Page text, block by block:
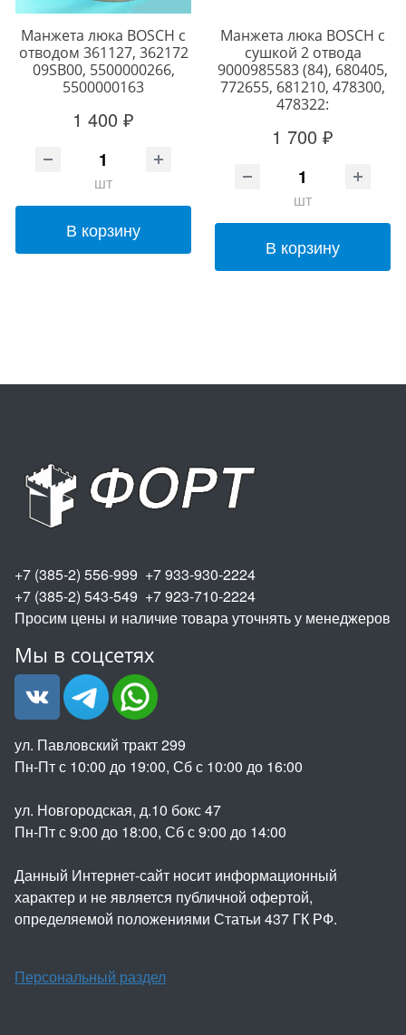
Манжета люка BOSCH с
отводом 361127, 362172
09SB00, 5500000266,
5500000163
1 400 ₽
шт
В корзину
Манжета люка BOSCH с
сушкой 2 отвода
9000985583 (84), 680405,
772655, 681210, 478300,
478322:
1 700 ₽
шт
В корзину
+7 (385-2) 556-999 +7 933-930-2224
+7 (385-2) 543-549 +7 923-710-2224
Просим цены и наличие товара уточнять у менеджеров
Мы в соцсетях
ул. Павловский тракт 299
Пн-Пт с 10:00 до 19:00, Сб с 10:00 до 16:00
ул. Новгородская, д.10 бокс 47
Пн-Пт с 9:00 до 18:00, Сб с 9:00 до 14:00
Данный Интернет-сайт носит информационный
характер и не является публичной офертой,
определяемой положениями Статьи 437 ГК РФ.
Персональный раздел